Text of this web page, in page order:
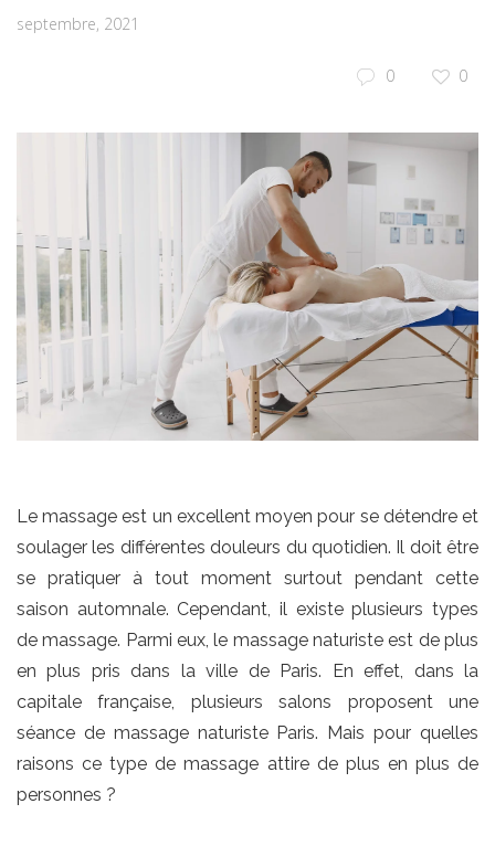
septembre, 2021
0 0
Le massage est un excellent moyen pour se détendre et
soulager les différentes douleurs du quotidien. Il doit être
se pratiquer à tout moment surtout pendant cette
saison automnale. Cependant, il existe plusieurs types
de massage. Parmi eux, le massage naturiste est de plus
en plus pris dans la ville de Paris. En effet, dans la
capitale française, plusieurs salons proposent une
séance de massage naturiste Paris. Mais pour quelles
raisons ce type de massage attire de plus en plus de
personnes ?